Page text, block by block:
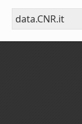
data.CNR.it